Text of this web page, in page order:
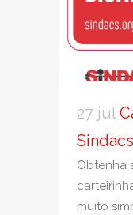
27 jul
Obtenha
muito